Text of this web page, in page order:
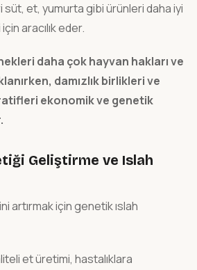
et, yumurta gibi ürünleri daha iyi
aracılık eder.
daha çok hayvan hakları ve
damızlık birlikleri ve
ekonomik ve genetik
Geliştirme ve Islah
artırmak için genetik ıslah
et üretimi, hastalıklara